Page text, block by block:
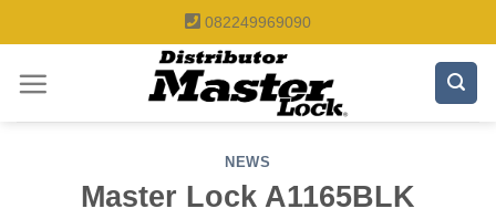
to
content
082249969090
NEWS
Master Lock A1165BLK